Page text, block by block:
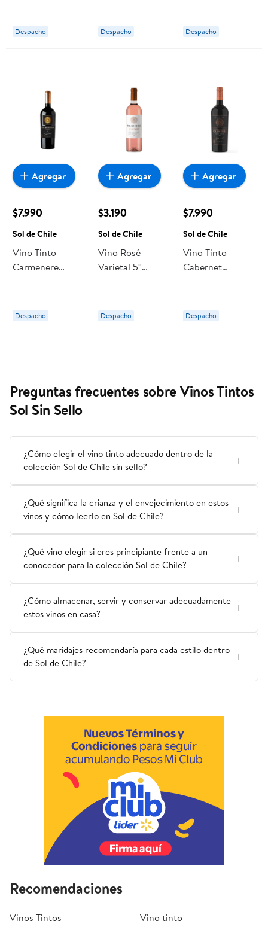
Botella 750 cc
Sol de Chile
Despacho
Sol de Chile
Despacho
Sol de Chile
Despacho
$7.990
Sol de Chile
Vino Tinto
Carmenere
Sol de Chile
Despacho
Agregar
$3.190
Sol de Chile
Vino Rosé
Varietal 5°
Despacho
Agregar
$7.990
Sol de Chile
Vino Tinto
Cabernet
Botella 750 ml
Sol de Chile
Despacho
Agregar
Preguntas frecuentes sobre Vinos Tintos
Sol Sin Sello
¿Cómo elegir el vino tinto adecuado dentro de la
colección Sol de Chile sin sello?
¿Qué significa la crianza y el envejecimiento en estos
vinos y cómo leerlo en Sol de Chile?
¿Qué vino elegir si eres principiante frente a un
conocedor para la colección Sol de Chile?
¿Cómo almacenar, servir y conservar adecuadamente
estos vinos en casa?
¿Qué maridajes recomendaría para cada estilo dentro
de Sol de Chile?
Recomendaciones
Vinos Tintos
Vino tinto